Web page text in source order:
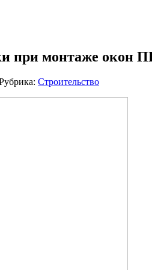
при монтаже окон
Строительство